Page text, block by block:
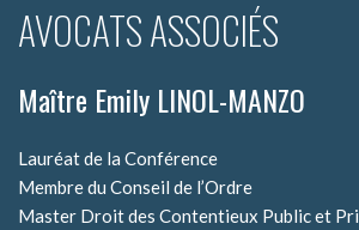
AVOCATS ASSOCIÉS
Maître Emily LINOL-MANZO
Lauréat de la Conférence
Membre du Conseil de l’Ordre
Master Droit des Contentieux Public et